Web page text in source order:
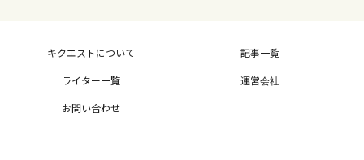
キクエストについて 記事一覧
ライター一覧 運営会社
お問い合わせ